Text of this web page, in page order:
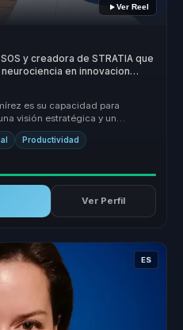
Ver Reel
y creadora de STRATIA que
en innovacion
es su capacidad para
visión estratégica y un
Productividad
Ver Perfil
ES